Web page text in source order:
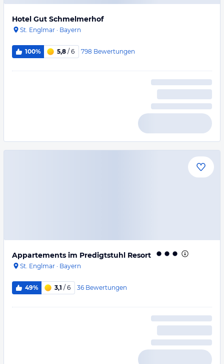
Hotel Gut Schmelmerhof
St. Englmar · Bayern
100% 5,8 / 6 798 Bewertungen
Appartements im Predigtstuhl Resort
St. Englmar · Bayern
49% 3,1 / 6 36 Bewertungen